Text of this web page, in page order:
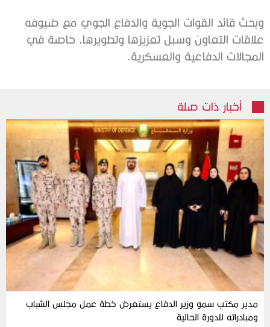
وبحث قائد القوات الجوية والدفاع الجوي مع ضيوفه
علاقات التعاون وسبل تعزيزها وتطويرها، خاصة في
المجالات الدفاعية والعسكرية.
أخبار ذات صلة
مدير مكتب سمو وزير الدفاع يستعرض خطة عمل مجلس الشباب
ومبادراته للدورة الحالية